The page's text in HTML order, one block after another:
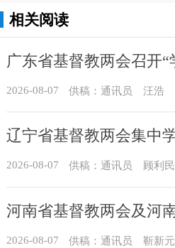
相关阅读
2026-08-07 供稿：通讯员 汪浩
2026-08-07 供稿：通讯员 顾利民
2026-08-07 供稿：通讯员 靳新元